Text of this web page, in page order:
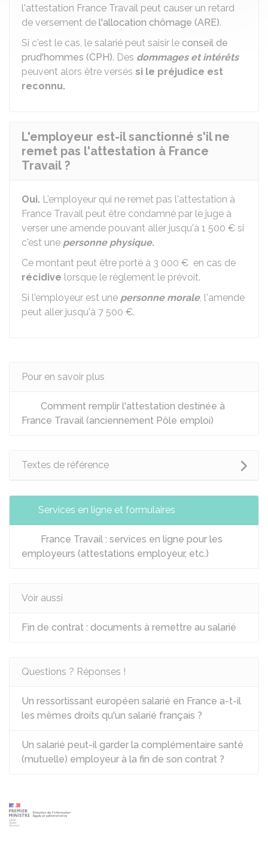
l'attestation France Travail peut causer un retard
de versement de l'allocation chômage (ARE).
Si c'est le cas, le salarié peut saisir le conseil de
prud'hommes (CPH). Des dommages et intérêts
peuvent alors être versés si le préjudice est
reconnu.
L'employeur est-il sanctionné s'il ne
remet pas l'attestation à France
Travail ?
Oui. L'employeur qui ne remet pas l'attestation à
France Travail peut être condamné par le juge à
verser une amende pouvant aller jusqu'à 1 500 € si
c'est une personne physique.
Ce montant peut être porté à 3 000 € en cas de
récidive lorsque le règlement le prévoit.
Si l'employeur est une personne morale, l'amende
peut aller jusqu'à 7 500 €.
Pour en savoir plus
Comment remplir l'attestation destinée à
France Travail (anciennement Pôle emploi)
Textes de référence
Services en ligne et formulaires
France Travail : services en ligne pour les
employeurs (attestations employeur, etc.)
Voir aussi
Fin de contrat : documents à remettre au salarié
Questions ? Réponses !
Un ressortissant européen salarié en France a-t-il
les mêmes droits qu'un salarié français ?
Un salarié peut-il garder la complémentaire santé
(mutuelle) employeur à la fin de son contrat ?